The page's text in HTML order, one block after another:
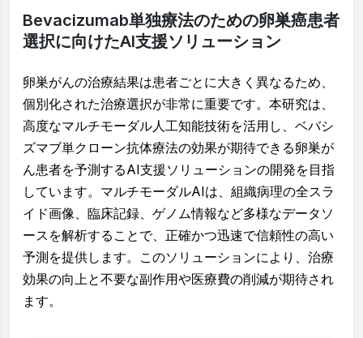
Bevacizumab単独療法のための卵巣癌患者
選択に向けたAI支援ソリューション
卵巣がんの治療結果は患者ごとに大きく異なるため、
個別化された治療選択が非常に重要です。本研究は、
高度なマルチモーダル人工知能技術を活用し、ベバシ
ズマブ単クローン抗体療法の効果が期待できる卵巣が
ん患者を予測するAI支援ソリューションの開発を目指
しています。マルチモーダルAIは、組織病理の全スラ
イド画像、臨床記録、ゲノム情報など多様なデータソ
ースを解析することで、正確かつ迅速で信頼性の高い
予測を提供します。このソリューションにより、治療
効果の向上と不要な副作用や医療費の削減が期待され
ます。